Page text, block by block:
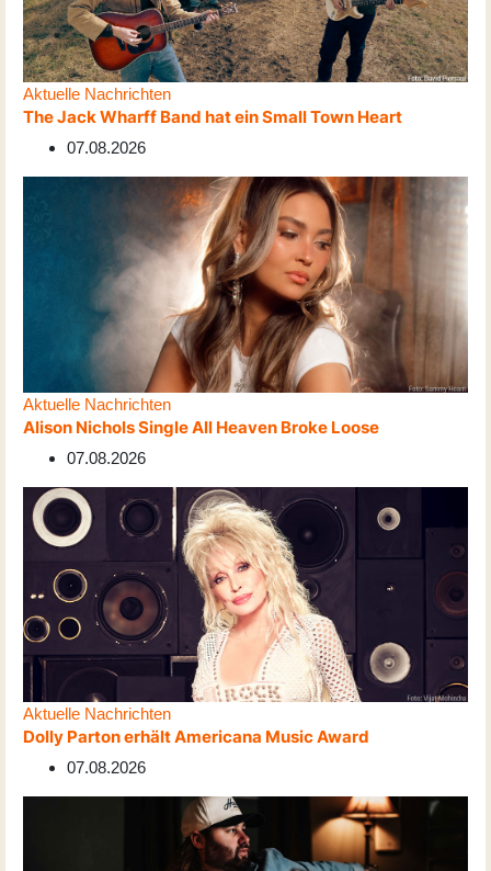
Aktuelle Nachrichten
The Jack Wharff Band hat ein Small Town Heart
07.08.2026
Aktuelle Nachrichten
Alison Nichols Single All Heaven Broke Loose
07.08.2026
Aktuelle Nachrichten
Dolly Parton erhält Americana Music Award
07.08.2026